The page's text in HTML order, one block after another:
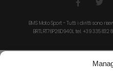
BMS Moto Sport - Tutti i diritti sono
BRTLRT76P26D940L tel. +39 335